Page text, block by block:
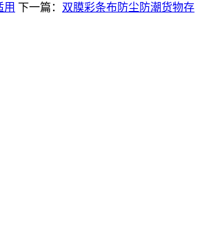
用 下一篇： 双膜彩条布防尘防潮货物存